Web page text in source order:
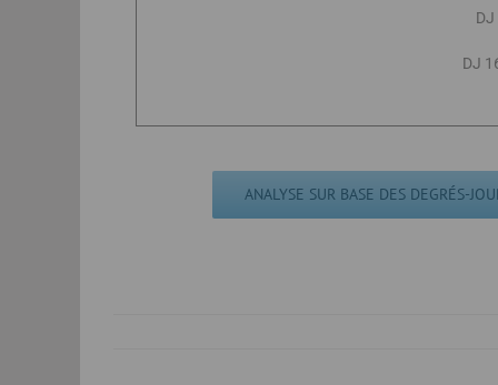
DJ
DJ
ANALYSE SUR BASE DES DEGRÉS-